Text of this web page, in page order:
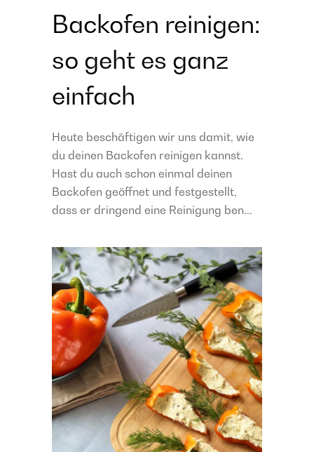
Backofen reinigen:
so geht es ganz
einfach
Heute beschäftigen wir uns damit, wie
du deinen Backofen reinigen kannst.
Hast du auch schon einmal deinen
Backofen geöffnet und festgestellt,
dass er dringend eine Reinigung ben...